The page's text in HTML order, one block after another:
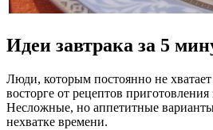
Идеи завтрака за 5
Люди, которым постоянно не
восторге от рецептов приготовления
Несложные, но аппетитные
нехватке времени.